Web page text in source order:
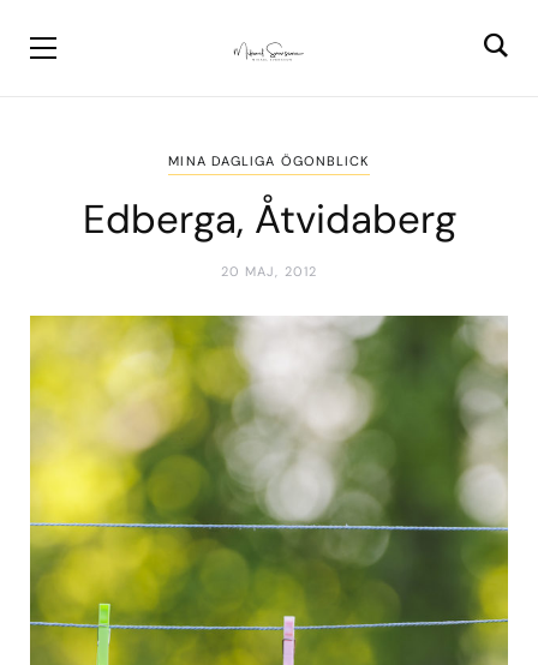
MINA DAGLIGA ÖGONBLICK
Edberga, Åtvidaberg
20 MAJ, 2012